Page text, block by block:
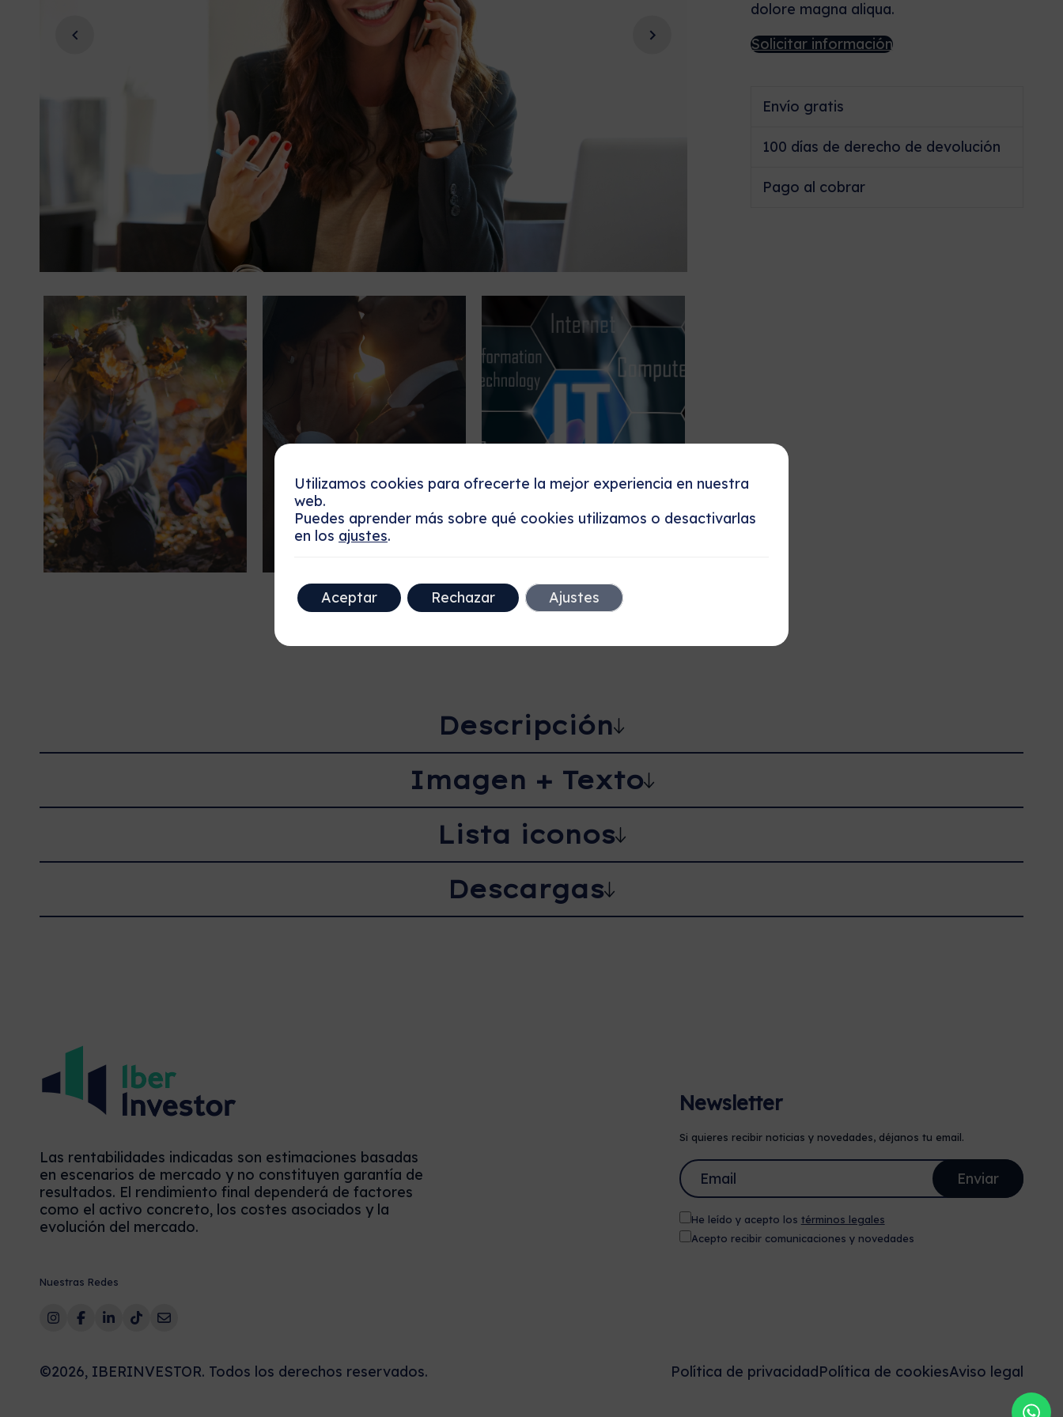
dolore magna aliqua.
Solicitar información
Envío gratis
100 días de derecho de devolución
Pago al cobrar
Descripción
Imagen + Texto
Lista iconos
Descargas
Las rentabilidades indicadas son estimaciones basadas
en escenarios de mercado y no constituyen garantía de
resultados. El rendimiento final dependerá de factores
como el activo concreto, los costes asociados y la
evolución del mercado.
Nuestras Redes
Newsletter
Si quieres recibir noticias y novedades, déjanos tu email.
He leído y acepto los términos legales
Acepto recibir comunicaciones y novedades
©2026, IBERINVESTOR. Todos los derechos reservados. Política de privacidadPolítica de cookiesAviso legal
Utilizamos cookies para ofrecerte la mejor experiencia en nuestra
web.
Puedes aprender más sobre qué cookies utilizamos o desactivarlas
en los ajustes.
Aceptar Rechazar Ajustes